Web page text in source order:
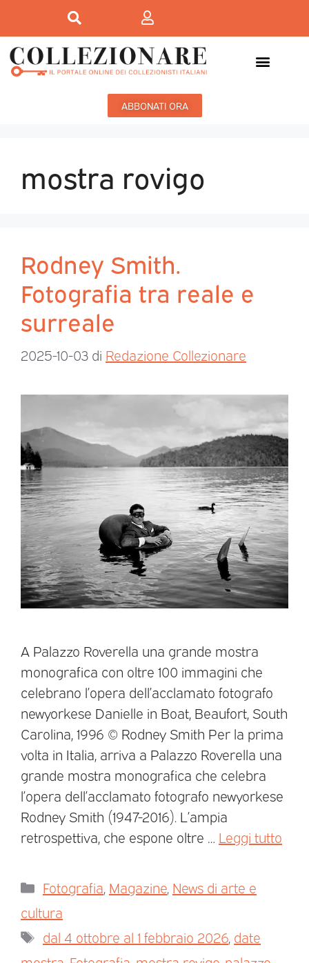
ABBONATI ORA
mostra rovigo
Rodney Smith.
Fotografia tra reale e
surreale
2025-10-03 di Redazione Collezionare
A Palazzo Roverella una grande mostra
monografica con oltre 100 immagini che
celebrano l’opera dell’acclamato fotografo
newyorkese Danielle in Boat, Beaufort, South
Carolina, 1996 © Rodney Smith Per la prima
volta in Italia, arriva a Palazzo Roverella una
grande mostra monografica che celebra
l’opera dell’acclamato fotografo newyorkese
Rodney Smith (1947-2016). L’ampia
retrospettiva, che espone oltre … Leggi tutto
Fotografia Magazine News di arte e
cultura
dal 4 ottobre al 1 febbraio 2026 date